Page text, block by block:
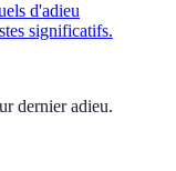
d'adieu
significatifs.
dernier adieu.